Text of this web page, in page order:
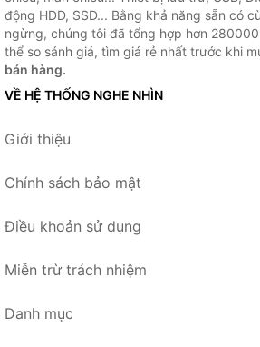
động HDD, SSD... Bằng khả năng sẵn có
ngừng, chúng tôi đã tổng hợp hơn
thể so sánh giá, tìm giá rẻ nhất trước khi
bán hàng.
VỀ HỆ THỐNG NGHE NHÌN
Giới thiệu
Chính sách bảo mật
Điều khoản sử dụng
Miễn trừ trách nhiệm
Danh mục